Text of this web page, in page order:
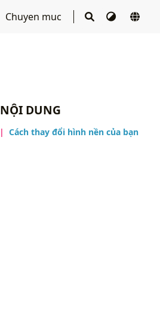
Chuyen muc
NỘI DUNG
Cách thay đổi hình nền của bạn